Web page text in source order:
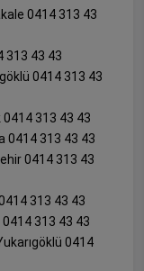
0414 313 43
313 43 43
0414 313 43
313 43 43
0414 313 43 43
0414 313 43
313 43 43
313 43 43
0414